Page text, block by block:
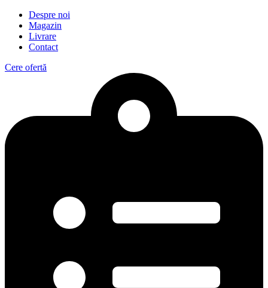
Despre noi
Magazin
Livrare
Contact
Cere ofertă